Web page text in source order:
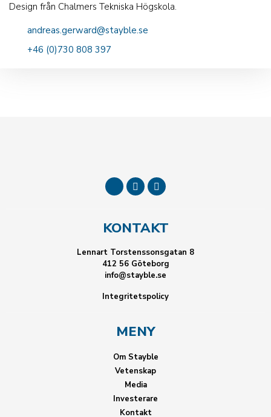
Design från Chalmers Tekniska Högskola.
andreas.gerward@stayble.se
+46 (0)730 808 397
KONTAKT
Lennart Torstenssonsgatan 8
412 56 Göteborg
info@stayble.se
Integritetspolicy
MENY
Om Stayble
Vetenskap
Media
Investerare
Kontakt